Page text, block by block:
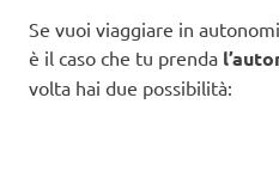
Se vuoi viaggiare in
è il caso che tu prenda
volta hai due possibilità: